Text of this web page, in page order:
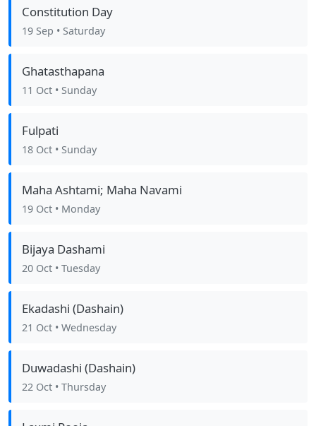
Constitution Day
19 Sep • Saturday
Ghatasthapana
11 Oct • Sunday
Fulpati
18 Oct • Sunday
Maha Ashtami; Maha Navami
19 Oct • Monday
Bijaya Dashami
20 Oct • Tuesday
Ekadashi (Dashain)
21 Oct • Wednesday
Duwadashi (Dashain)
22 Oct • Thursday